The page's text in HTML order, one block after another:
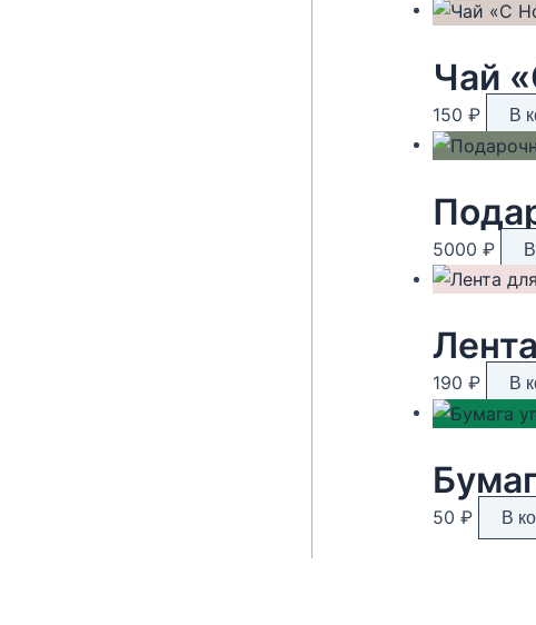
Чай
150 ₽ В
5000 ₽
190 ₽ В
50 ₽ В